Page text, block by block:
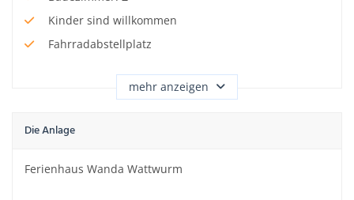
Kinder sind willkommen
Fahrradabstellplatz
mehr anzeigen
Die Anlage
Ferienhaus Wanda Wattwurm